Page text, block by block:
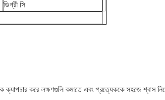
ডিগ্রী সি
ক্যাপচার করে লক্ষণগুলি কমাতে এবং প্রত্যেককে সহজে শ্বাস